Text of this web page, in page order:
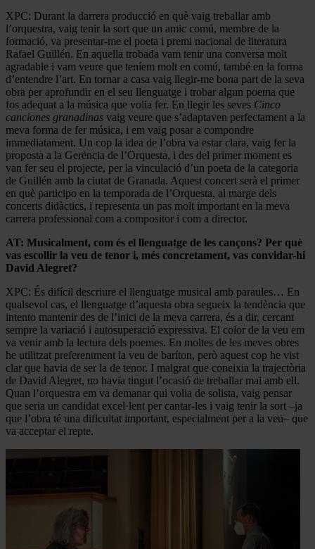
XPC: Durant la darrera producció en què vaig treballar amb
l’orquestra, vaig tenir la sort que un amic comú, membre de la
formació, va presentar-me el poeta i premi nacional de literatura
Rafael Guillén. En aquella trobada vam tenir una conversa molt
agradable i vam veure que teníem molt en comú, també en la forma
d’entendre l’art. En tornar a casa vaig llegir-me bona part de la seva
obra per aprofundir en el seu llenguatge i trobar algun poema que
fos adequat a la música que volia fer. En llegir les seves Cinco
canciones granadinas vaig veure que s’adaptaven perfectament a la
meva forma de fer música, i em vaig posar a compondre
immediatament. Un cop la idea de l’obra va estar clara, vaig fer la
proposta a la Gerència de l’Orquesta, i des del primer moment es
van fer seu el projecte, per la vinculació d’un poeta de la categoria
de Guillén amb la ciutat de Granada. Aquest concert serà el primer
en què participo en la temporada de l’Orquesta, al marge dels
concerts didàctics, i representa un pas molt important en la meva
carrera professional com a compositor i com a director.
AT: Musicalment, com és el llenguatge de les cançons? Per què
vas escollir la veu de tenor i, més concretament, vas convidar-hi
David Alegret?
XPC: És difícil descriure el llenguatge musical amb paraules… En
qualsevol cas, el llenguatge d’aquesta obra segueix la tendència que
intento mantenir des de l’inici de la meva carrera, és a dir, cercant
sempre la variació i autosuperació expressiva. El color de la veu em
va venir amb la lectura dels poemes. En moltes de les meves obres
he utilitzat preferentment la veu de baríton, però aquest cop he vist
clar que havia de ser la de tenor. I malgrat que coneixia la trajectòria
de David Alegret, no havia tingut l’ocasió de treballar mai amb ell.
Quan l’orquestra em va demanar qui volia de solista, vaig pensar
que seria un candidat excel·lent per cantar-les i vaig tenir la sort –ja
que l’obra té una dificultat important, especialment per a la veu– que
va acceptar el repte.